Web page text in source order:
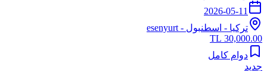
2026-05-11
تركيا - اسطنبول - esenyurt
30,000.00 TL
دوام كامل
جديد